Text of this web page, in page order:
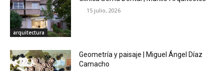
arquitectura
15 julio, 2026
Geometría y paisaje | Miguel Ángel Díaz
Camacho